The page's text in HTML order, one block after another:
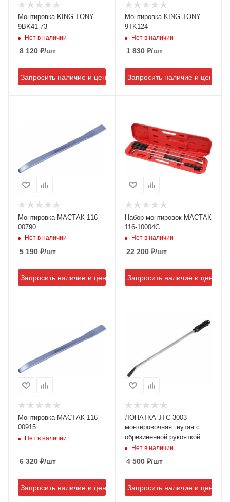
Монтировка KING TONY
9BK41-73
Нет в наличии
8 120 ₽/шт
Запросить наличие и цену
Монтировка KING TONY
9TK124
Нет в наличии
1 830₽/шт
Запросить наличие и цену
Монтировка МАСТАК 116-
00790
Нет в наличии
5 190 ₽/шт
Запросить наличие и цену
Набор монтировок МАСТАК
116-10004C
Нет в наличии
22 200₽/шт
Запросить наличие и цену
Монтировка МАСТАК 116-
00915
Нет в наличии
6 320 ₽/шт
Запросить наличие и цену
ЛОПАТКА JTC-3003
монтировочная гнутая с
обрезиненной рукояткой
915мм
Нет в наличии
4 500₽/шт
Запросить наличие и цену